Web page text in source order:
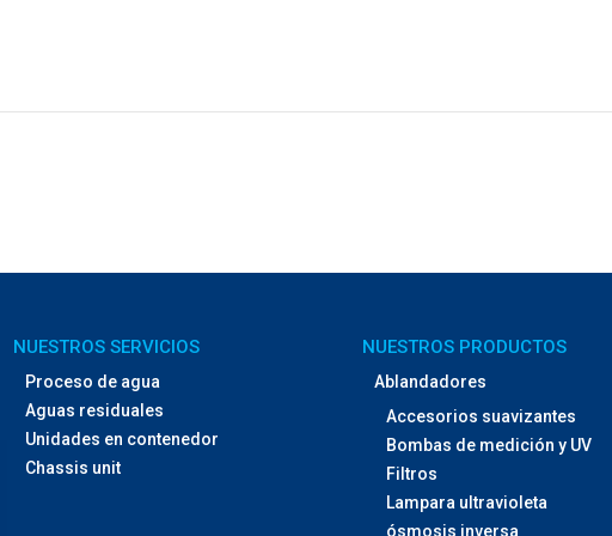
NUESTROS SERVICIOS
Proceso de agua
Aguas residuales
Unidades en contenedor
Chassis unit
NUESTROS PRODUCTOS
Ablandadores
Accesorios suavizantes
Bombas de medición y UV
Filtros
Lampara ultravioleta
ósmosis inversa